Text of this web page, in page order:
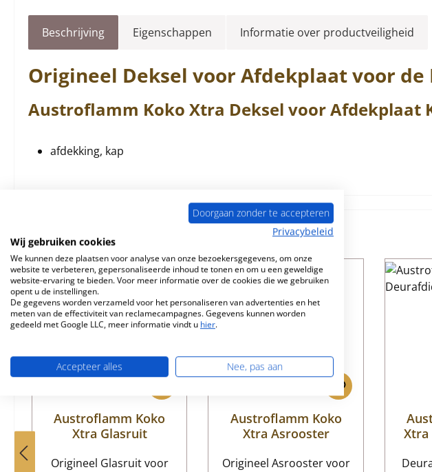
Beschrijving Eigenschappen Informatie over productveiligheid
Origineel Deksel voor Afdekplaat voor de
Austroflamm Koko Xtra Deksel voorAfdekplaat
afdekking, kap
Productgalerij overslaan
Austroflamm Koko
Xtra Glasruit
Origineel Glasruit voor
Austroflamm Koko
Xtra Asrooster
Origineel Asrooster voor
Doorgaan zonder te accepteren
Privacybeleid
Wij gebruiken cookies
We kunnen deze plaatsen voor analyse van onze bezoekersgegevens, om onze
website te verbeteren, gepersonaliseerde inhoud te tonen en om u een geweldige
website-ervaring te bieden. Voor meer informatie over de cookies die we gebruiken
opent u de instellingen.
De gegevens worden verzameld voor het personaliseren van advertenties en het
meten van de effectiviteit van reclamecampagnes. Gegevens kunnen worden
gedeeld met Google LLC, meer informatie vindt u hier.
Accepteer alles Nee, pas aan